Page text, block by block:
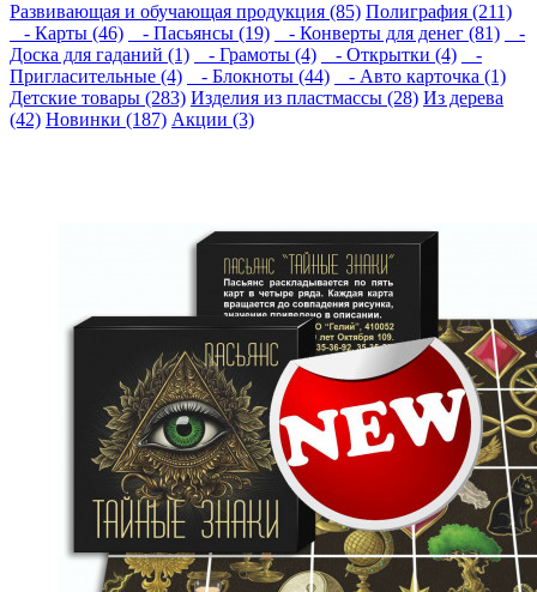
Развивающая и обучающая продукция (85) Полиграфия (211)
- Карты (46)
- Пасьянсы (19) - Конверты для денег (81)
-
Доска для гаданий (1)
- Грамоты (4) - Открытки (4)
-
Пригласительные (4)
- Блокноты (44)
- Авто карточка (1)
Детские товары (283) Изделия из пластмассы (28) Из дерева
(42) Новинки (187) Акции (3)